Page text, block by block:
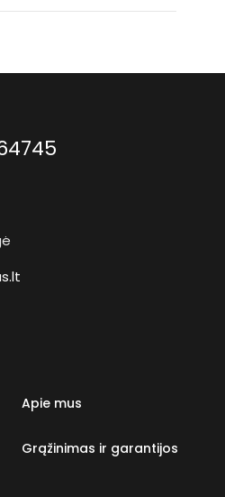
Apie mus
Grąžinimas ir garantijos